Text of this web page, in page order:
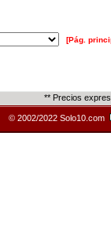
[Pág.
** Precios
© 2002/2022 Solo10.com